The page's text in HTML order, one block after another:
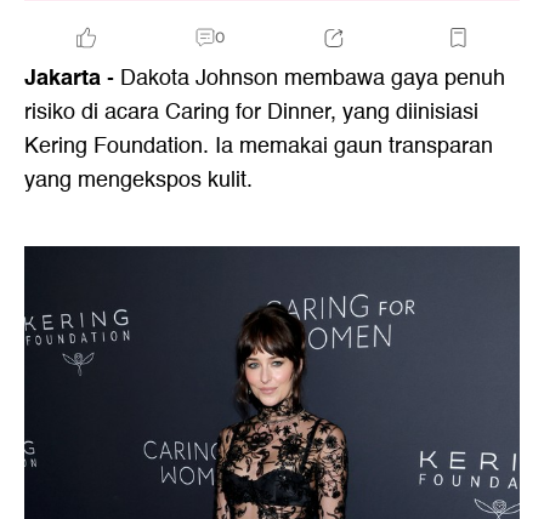
0
Jakarta- Dakota Johnson membawa gaya penuh
risiko di acara Caring for Dinner, yang diinisiasi
Kering Foundation. Ia memakai gaun transparan
yang mengekspos kulit.